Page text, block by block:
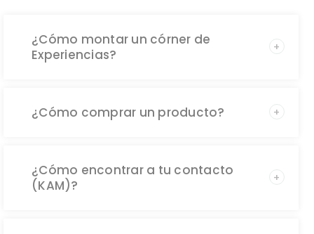
¿Cómo montar un córner de
Experiencias?
¿Cómo comprar un producto?
¿Cómo encontrar a tu contacto
(KAM)?